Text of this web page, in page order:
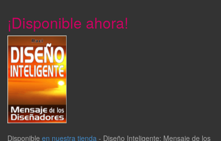
¡Disponible ahora!
Disponible en nuestra tienda - Diseño Inteligente: Mensaje de los